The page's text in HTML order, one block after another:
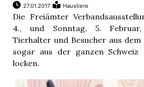
27.01.2017 Haustiere
Die Freiämter
4., und Sonntag, 5.
Tierhalter und Besucher aus
sogar aus der ganzen Schweiz
locken.